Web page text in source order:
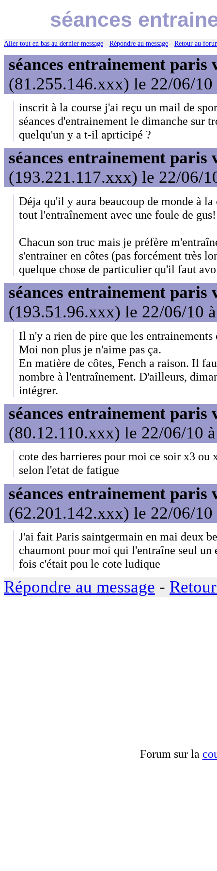
séances
Aller tout en bas au dernier message - Répondre au message - Retour au
séances entrainement paris
(81.255.146.xxx) le 22/06/10
inscrit à la course j'ai reçu un mail de
séances d'entrainement le dimanche sur
quelqu'un y a t-il aprticipé ?
séances entrainement paris
(193.221.117.xxx) le 22/06/
Déja qu'il y aura beaucoup de monde à
tout l'entraînement avec une foule de gus!
Chacun son truc mais je préfère
s'entrainer en côtes (pas forcément très
quelque chose de particulier qu'il faut
séances entrainement paris
(193.51.96.xxx) le 22/06/10
Il n'y a rien de pire que les
Moi non plus je n'aime pas ça.
En matière de côtes, Fench a raison. Il
nombre à l'entraînement. D'ailleurs,
intégrer.
séances entrainement paris
(80.12.110.xxx) le 22/06/10
cote des barrieres pour moi ce soir x3 ou
selon l'etat de fatigue
séances entrainement paris
(62.201.142.xxx) le 22/06/10
J'ai fait Paris saintgermain en mai deux
chaumont pour moi qui l'entraîne seul
fois c'était pou le cote ludique
Répondre au message -
Forum sur la